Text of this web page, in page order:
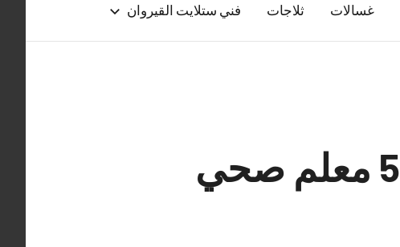
غسالات ثلاجات فني ستلايت القيروان
سباك فني صحي الري 55850065 معلم صحي